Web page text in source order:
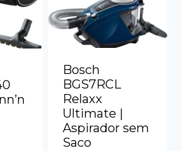
Bosch
BGS7RCL
Relaxx
Ultimate |
Aspirador sem
Saco